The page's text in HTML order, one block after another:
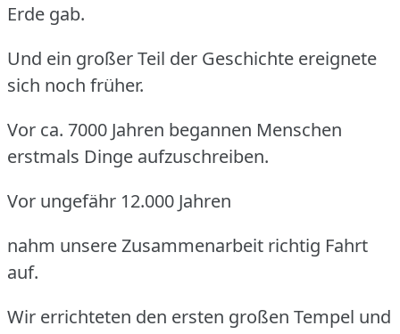
Erde gab.
Und ein großer Teil der Geschichte ereignete
sich noch früher.
Vor ca. 7000 Jahren begannen Menschen
erstmals Dinge aufzuschreiben.
Vor ungefähr 12.000 Jahren
nahm unsere Zusammenarbeit richtig Fahrt
auf.
Wir errichteten den ersten großen Tempel und